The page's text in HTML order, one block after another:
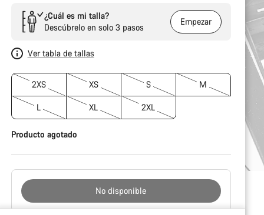
¿Cuál es mi talla?
Descúbrelo en solo 3 pasos
Empezar
Ver tabla de tallas
2XS XS S M
L XL 2XL
Producto agotado
No disponible